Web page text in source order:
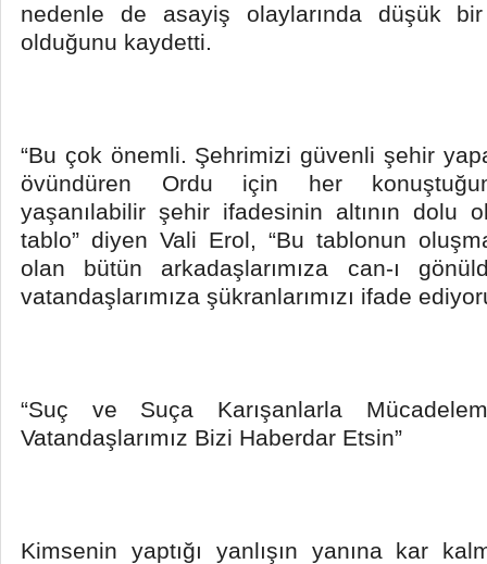
nedenle de asayiş olaylarında düşük
olduğunu kaydetti.
“Bu çok önemli. Şehrimizi güvenli şehir
övündüren Ordu için her
yaşanılabilir şehir ifadesinin altının dolu
tablo” diyen Vali Erol, “Bu tablonun
olan bütün arkadaşlarımıza can-ı
vatandaşlarımıza şükranlarımızı ifade
“Suç ve Suça Karışanlarla
Vatandaşlarımız Bizi Haberdar Etsin”
Kimsenin yaptığı yanlışın yanına kar